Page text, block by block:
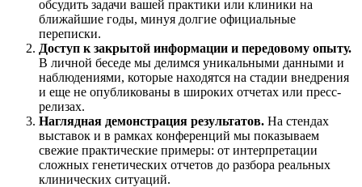
обсудить задачи вашей практики или клиники на
ближайшие годы, минуя долгие официальные
переписки.
Доступ к закрытой информации и передовому опыту.
В личной беседе мы делимся уникальными данными и
наблюдениями, которые находятся на стадии внедрения
и еще не опубликованы в широких отчетах или пресс-
релизах.
Наглядная демонстрация результатов. На стендах
выставок и в рамках конференций мы показываем
свежие практические примеры: от интерпретации
сложных генетических отчетов до разбора реальных
клинических ситуаций.